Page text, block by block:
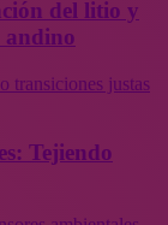
del litio y
andino
transiciones justas
Tejiendo